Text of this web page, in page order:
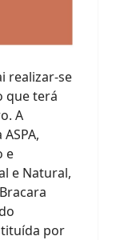
realizar-se
que terá
A
e
e Natural,
por